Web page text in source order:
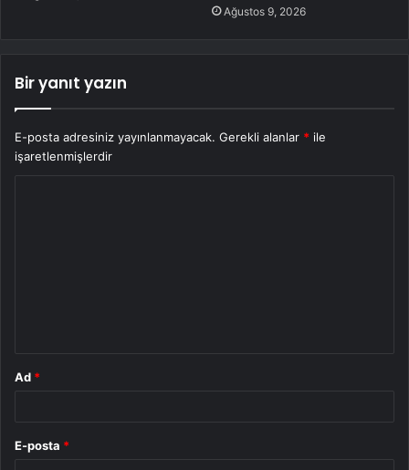
Ağustos 9, 2026
Bir yanıt yazın
E-posta adresiniz yayınlanmayacak. Gerekli alanlar * ile
işaretlenmişlerdir
Ad *
E-posta *